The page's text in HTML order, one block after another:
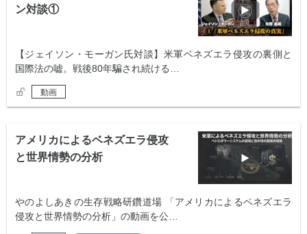
ン対談①
【ジェイソン・モーガン氏対談】米軍ベネズエラ侵攻の裏側と
国際法の嘘。戦後80年騙され続ける…
動画
アメリカによるベネズエラ侵攻
と世界情勢の分析
やのよしあきの生存戦略研鑽道場 「アメリカによるベネズエラ
侵攻と世界情勢の分析」の動画を公…